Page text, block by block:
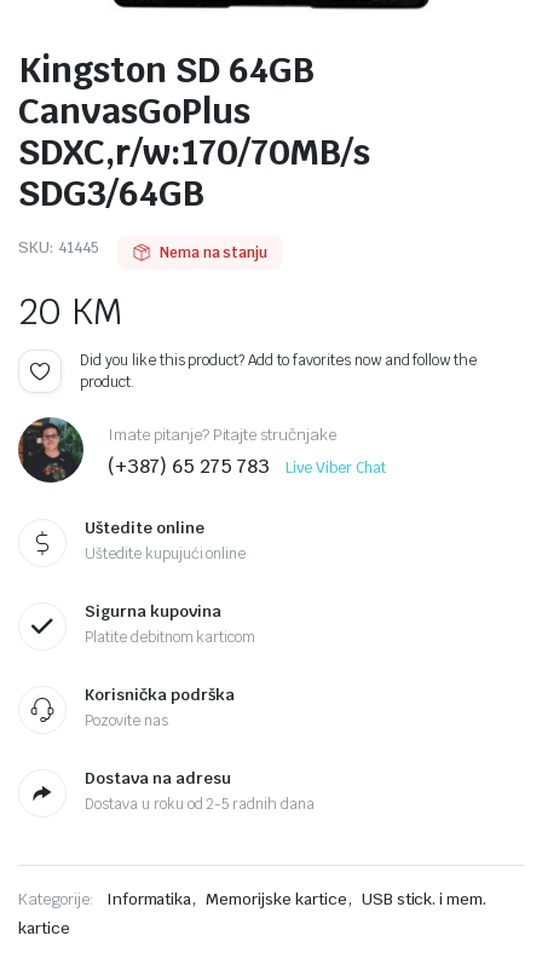
Kingston SD 64GB
CanvasGoPlus
SDXC,r/w:170/70MB/s
SDG3/64GB
SKU: 41445 Nema na stanju
20 KM
Did you like this product? Add to favorites now and follow the
product.
Imate pitanje? Pitajte stručnjake
(+387) 65 275 783 Live Viber Chat
Uštedite online
Uštedite kupujući online
Sigurna kupovina
Platite debitnom karticom
Korisnička podrška
Pozovite nas
Dostava na adresu
Dostava u roku od 2-5 radnih dana
Kategorije: Informatika, Memorijske kartice, USB stick. i mem.
kartice